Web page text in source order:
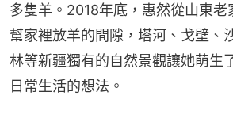
多隻羊。2018年底，惠然從山東老
幫家裡放羊的間隙，塔河、戈壁、
林等新疆獨有的自然景觀讓她萌生
日常生活的想法。